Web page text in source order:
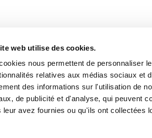
web utilise des cookies.
nous permettent de personnaliser
relatives aux médias sociaux et
des informations sur l'utilisation de
de publicité et d'analyse, qui peuvent
leur avez fournies ou qu'ils ont collectées